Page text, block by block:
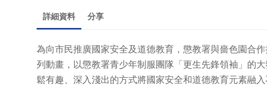
詳細資料 分享
為向市民推廣國家安全及道德教育，懲教署與嗇色園合
列動畫，以懲教署青少年制服團隊「更生先鋒領袖」的
鬆有趣、深入淺出的方式將國家安全和道德教育元素融